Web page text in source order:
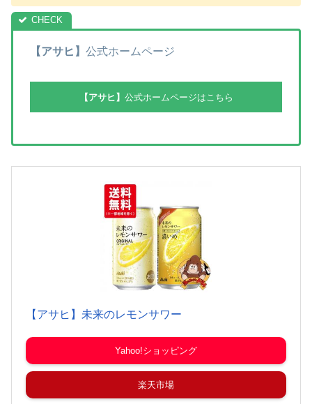
【アサヒ】 公式ホームページ
【アサヒ】 公式ホームページはこちら
【アサヒ】未来のレモンサワー
Yahoo!ショッピング
楽天市場